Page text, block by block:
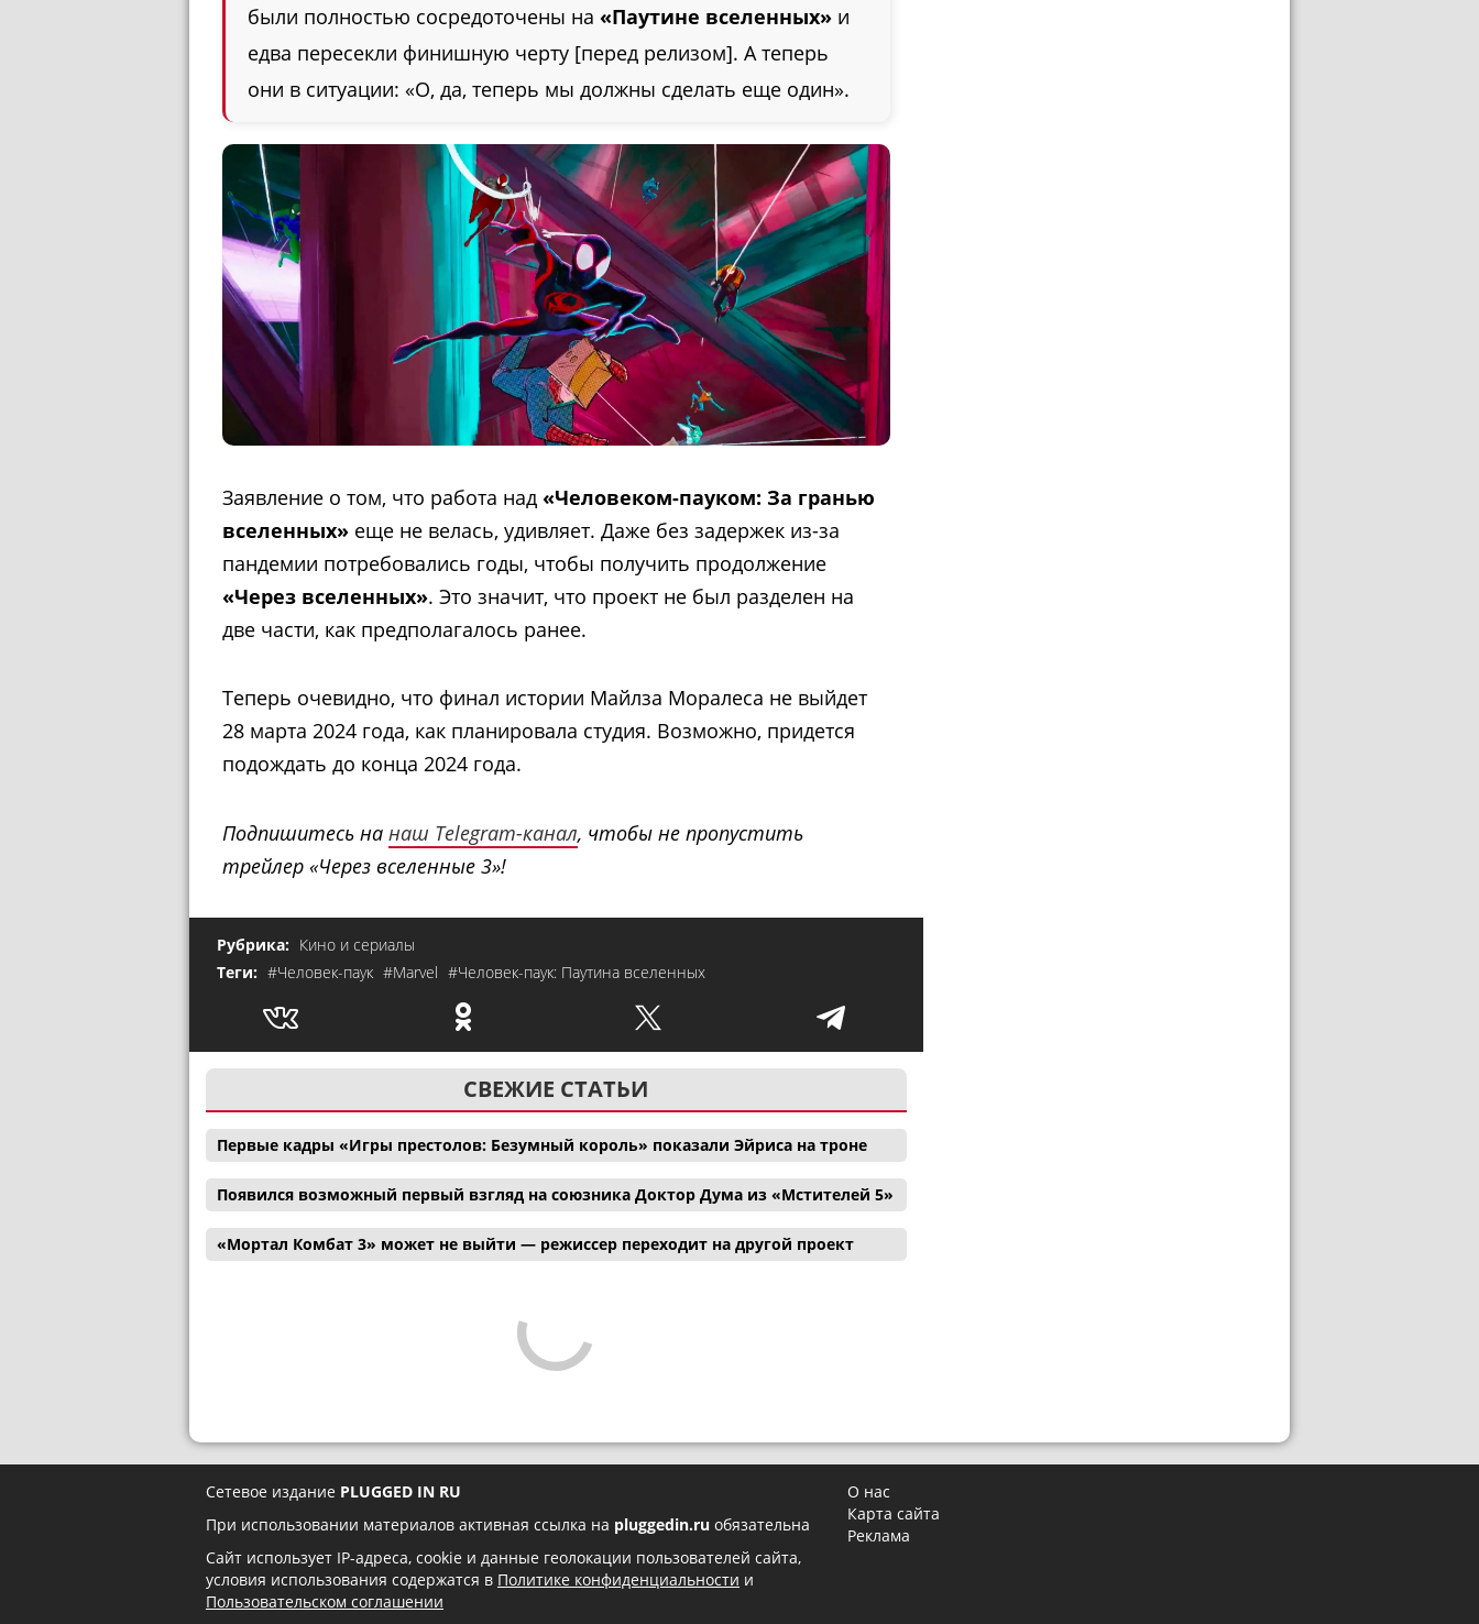
были полностью сосредоточены на «Паутине вселенных» и
едва пересекли финишную черту [перед релизом]. А теперь
они в ситуации: «О, да, теперь мы должны сделать еще один».
Заявление о том, что работа над «Человеком-пауком: За гранью
вселенных» еще не велась, удивляет. Даже без задержек из-за
пандемии потребовались годы, чтобы получить продолжение
«Через вселенных». Это значит, что проект не был разделен на
две части, как предполагалось ранее.
Теперь очевидно, что финал истории Майлза Моралеса не выйдет
28 марта 2024 года, как планировала студия. Возможно, придется
подождать до конца 2024 года.
Подпишитесь на наш Telegram-канал, чтобы не пропустить
трейлер «Через вселенные 3»!
Рубрика: Кино и сериалы
Теги: #Человек-паук #Marvel #Человек-паук: Паутина вселенных
СВЕЖИЕ СТАТЬИ
Первые кадры «Игры престолов: Безумный король» показали Эйриса на троне
Появился возможный первый взгляд на союзника Доктор Дума из «Мстителей 5»
«Мортал Комбат 3» может не выйти — режиссер переходит на другой проект
Сетевое издание PLUGGED IN RU
При использовании материалов активная ссылка на pluggedin.ru обязательна
Сайт использует IP-адреса, cookie и данные геолокации пользователей сайта,
условия использования содержатся в Политике конфиденциальности и
Пользовательском соглашении
О нас
Карта сайта
Реклама